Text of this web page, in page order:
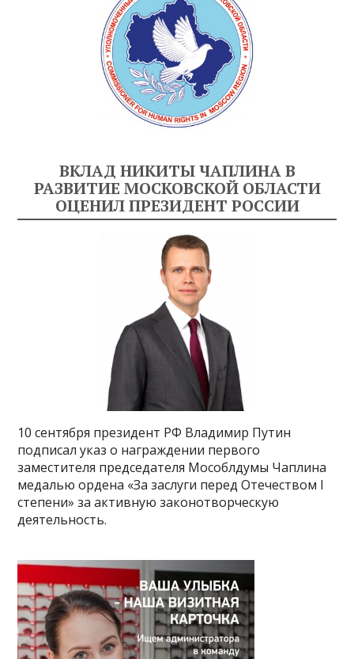
ВКЛАД НИКИТЫ ЧАПЛИНА В
РАЗВИТИЕ МОСКОВСКОЙ ОБЛАСТИ
ОЦЕНИЛ ПРЕЗИДЕНТ РОССИИ
10 сентября президент РФ Владимир Путин
подписал указ о награждении первого
заместителя председателя Мособлдумы Чаплина
медалью ордена «За заслуги перед Отечеством I
степени» за активную законотворческую
деятельность.